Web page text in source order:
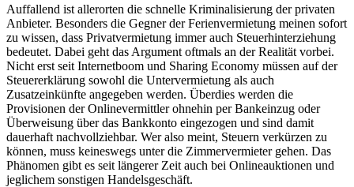
Auffallend ist allerorten die schnelle Kriminalisierung der privaten
Anbieter. Besonders die Gegner der Ferienvermietung meinen sofort
zu wissen, dass Privatvermietung immer auch Steuerhinterziehung
bedeutet. Dabei geht das Argument oftmals an der Realität vorbei.
Nicht erst seit Internetboom und Sharing Economy müssen auf der
Steuererklärung sowohl die Untervermietung als auch
Zusatzeinkünfte angegeben werden. Überdies werden die
Provisionen der Onlinevermittler ohnehin per Bankeinzug oder
Überweisung über das Bankkonto eingezogen und sind damit
dauerhaft nachvollziehbar. Wer also meint, Steuern verkürzen zu
können, muss keineswegs unter die Zimmervermieter gehen. Das
Phänomen gibt es seit längerer Zeit auch bei Onlineauktionen und
jeglichem sonstigen Handelsgeschäft.